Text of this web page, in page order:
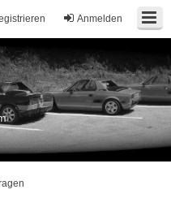
Anmelden